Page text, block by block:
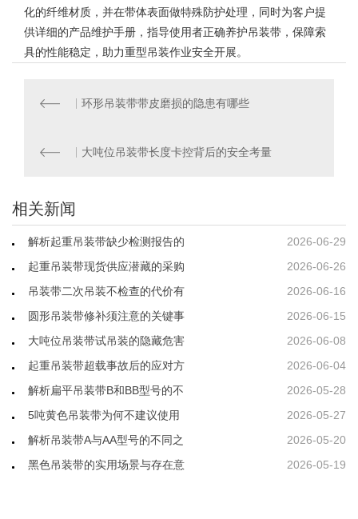
化的纤维材质，并在带体表面做特殊防护处理，同时为客户提
供详细的产品维护手册，指导使用者正确养护吊装带，保障索
具的性能稳定，助力重型吊装作业安全开展。
环形吊装带带皮磨损的隐患有哪些
大吨位吊装带长度卡控背后的安全考量
相关新闻
2026-06-29
解析起重吊装带缺少检测报告的
2026-06-26
起重吊装带现货供应潜藏的采购
2026-06-16
吊装带二次吊装不检查的代价有
2026-06-15
圆形吊装带修补须注意的关键事
2026-06-08
大吨位吊装带试吊装的隐藏危害
2026-06-04
起重吊装带超载事故后的应对方
2026-05-28
解析扁平吊装带B和BB型号的不
2026-05-27
5吨黄色吊装带为何不建议使用
2026-05-20
解析吊装带A与AA型号的不同之
2026-05-19
黑色吊装带的实用场景与存在意